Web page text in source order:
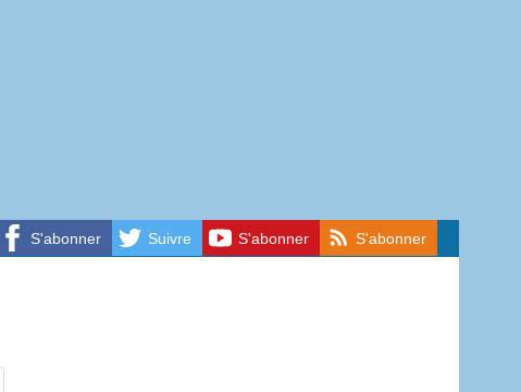
S'abonner Suivre S'abonner S'abonner